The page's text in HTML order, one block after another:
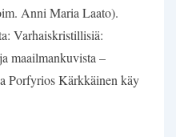
Anni Maria Laato).
Varhaiskristillisiä:
maailmankuvista –
Porfyrios Kärkkäinen käy